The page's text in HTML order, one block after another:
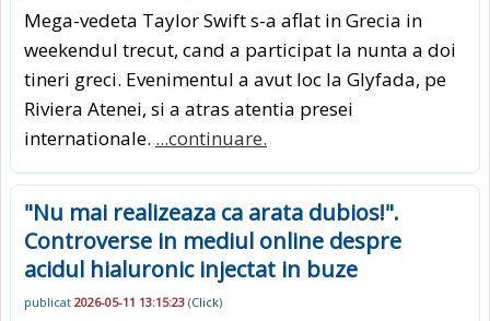
Mega-vedeta Taylor Swift s-a aflat in Grecia in
weekendul trecut, cand a participat la nunta a doi
tineri greci. Evenimentul a avut loc la Glyfada, pe
Riviera Atenei, si a atras atentia presei
internationale. ...continuare.
"Nu mai realizeaza ca arata dubios!".
Controverse in mediul online despre
acidul hialuronic injectat in buze
publicat 2026-05-11 13:15:23 (Click)